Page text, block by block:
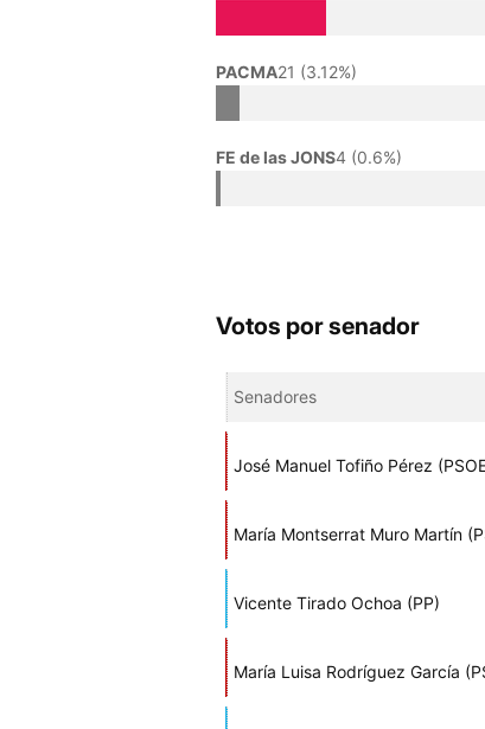
PACMA21 (3.12%)
FE de las JONS4 (0.6%)
Votos por senador
Senadores
José Manuel Tofiño Pérez
María Montserrat Muro Martín
Vicente Tirado Ochoa (PP)
María Luisa Rodríguez García